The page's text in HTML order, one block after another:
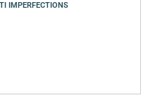
IMPERFECTIONS